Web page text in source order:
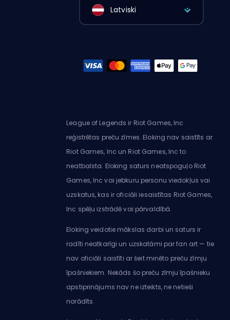
Latviski
League of Legends ir Riot Games, Inc
reģistrētas preču zīmes. Eloking nav saistīts ar
Riot Games, Inc un Riot Games, Inc to
neatbalsta. Eloking saturs neatspoguļo Riot
Games, Inc vai jebkuru personu viedokļus vai
uzskatus, kas ir oficiāli iesaistītas Riot Games,
Inc spēļu izstrādē vai pārvaldībā.
Eloking veidotie mākslas darbi un saturs ir
radīti neatkarīgi un uzskatāmi par fan art — tie
nav oficiāli saistīti ar šeit minēto preču zīmju
īpašniekiem. Nekāds šo preču zīmju īpašnieku
apstiprinājums nav ne izteikts, ne netieši
norādīts.